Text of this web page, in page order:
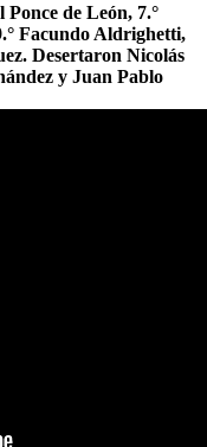
Ponce de León, 7.°
Facundo Aldrighetti,
Desertaron Nicolás
y Juan Pablo